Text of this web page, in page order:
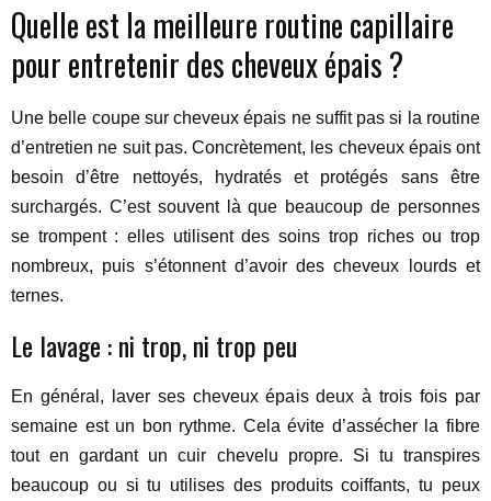
Quelle est la meilleure routine capillaire
pour entretenir des cheveux épais ?
Une belle coupe sur cheveux épais ne suffit pas si la routine
d’entretien ne suit pas. Concrètement, les cheveux épais ont
besoin d’être nettoyés, hydratés et protégés sans être
surchargés. C’est souvent là que beaucoup de personnes
se trompent : elles utilisent des soins trop riches ou trop
nombreux, puis s’étonnent d’avoir des cheveux lourds et
ternes.
Le lavage : ni trop, ni trop peu
En général, laver ses cheveux épais deux à trois fois par
semaine est un bon rythme. Cela évite d’assécher la fibre
tout en gardant un cuir chevelu propre. Si tu transpires
beaucoup ou si tu utilises des produits coiffants, tu peux